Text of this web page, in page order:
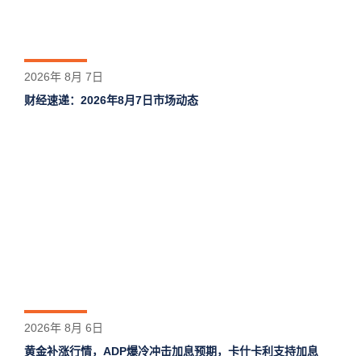
2026年 8月 7日
财经速递：2026年8月7日市场动态
2026年 8月 6日
黄金补涨行情，ADP爆冷冲击加息预期，卡什卡利支持加息